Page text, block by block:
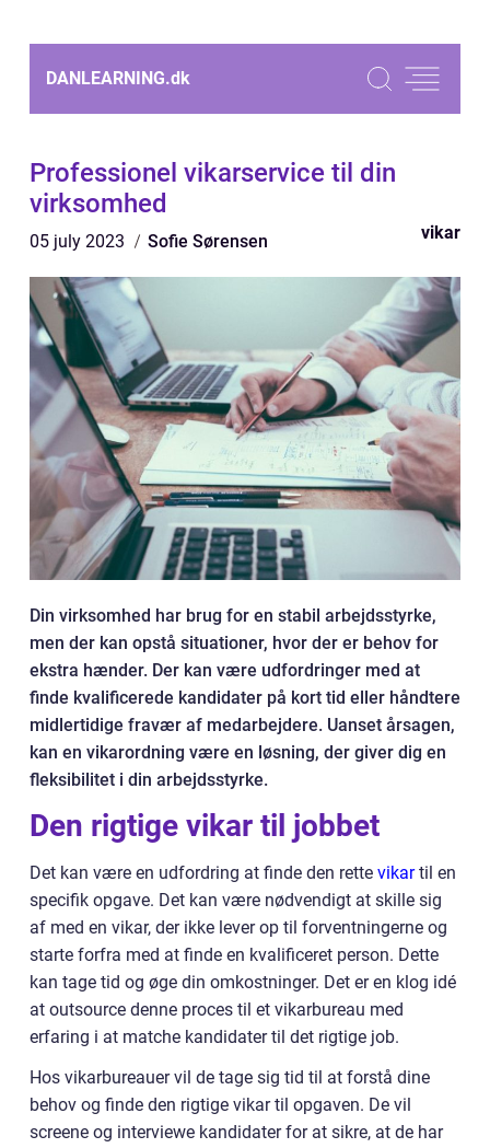
DANLEARNING.dk
Professionel vikarservice til din
virksomhed
05 july 2023 Sofie Sørensen vikar
Din virksomhed har brug for en stabil arbejdsstyrke,
men der kan opstå situationer, hvor der er behov for
ekstra hænder. Der kan være udfordringer med at
finde kvalificerede kandidater på kort tid eller håndtere
midlertidige fravær af medarbejdere. Uanset årsagen,
kan en vikarordning være en løsning, der giver dig en
fleksibilitet i din arbejdsstyrke.
Den rigtige vikar til jobbet
Det kan være en udfordring at finde den rette vikartil en
specifik opgave. Det kan være nødvendigt at skille sig
af med en vikar, der ikke lever op til forventningerne og
starte forfra med at finde en kvalificeret person. Dette
kan tage tid og øge din omkostninger. Det er en klog idé
at outsource denne proces til et vikarbureau med
erfaring i at matche kandidater til det rigtige job.
Hos vikarbureauer vil de tage sig tid til at forstå dine
behov og finde den rigtige vikar til opgaven. De vil
screene og interviewe kandidater for at sikre, at de har